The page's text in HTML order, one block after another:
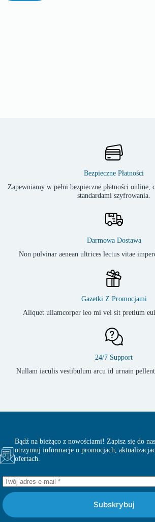
Bezpieczne Płatności
Zapewniamy w pełni bezpieczne płatności online,
standardami szyfrowania.
Darmowa Dostawa
Non pulvinar aenean ultrices lectus vitae
Gazetki Z Promocjami
Aliquet ullamcorper leo mi vel sit pretium
24/7 Support
Nullam iaculis vestibulum arcu id urnain
Bądź na bieżąco z nowościami! Zapisz się do
otrzymuj informacje o promocjach,
ofertach.
Subskrybuj